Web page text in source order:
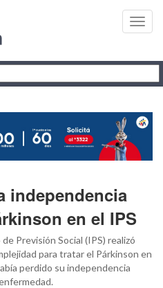
independencia
en el IPS
Previsión Social (IPS) realizó
para tratar el Párkinson en
perdido su independencia